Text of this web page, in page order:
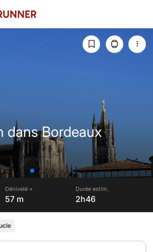
dans Bordeaux
Dénivelé +
57 m
Durée estim.
2h46